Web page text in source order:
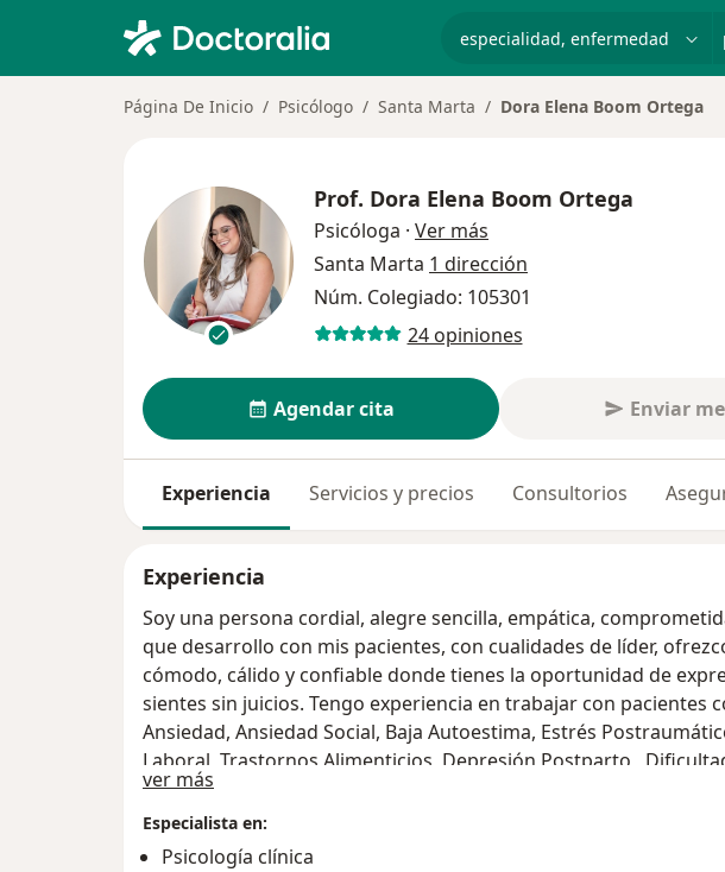
Página De Inicio Psicólogo Santa Marta Dora Elena Boom Ortega
Prof. Dora Elena Boom Ortega
Psicóloga · Ver más
Santa Marta 1 dirección
Núm. Colegiado: 105301
24 opiniones
Agendar cita Enviar
Experiencia Servicios y precios Consultorios
Experiencia
Soy una persona cordial, alegre sencilla, empática,
que desarrollo con mis pacientes, con cualidades de líder,
cómodo, cálido y confiable donde tienes la oportunidad de
sientes sin juicios. Tengo experiencia en trabajar con pacientes
Ansiedad, Ansiedad Social, Baja Autoestima, Estrés
Laboral, Trastornos Alimenticios, Depresión Postparto,
Regulación Emocional, Dificultad en Habilidades Comunicativas,
Establecer y Mantener una relación de Pareja, Problemas de
(comunicación, resolución de conflictos).
ver más
Especialista en:
Psicología clínica